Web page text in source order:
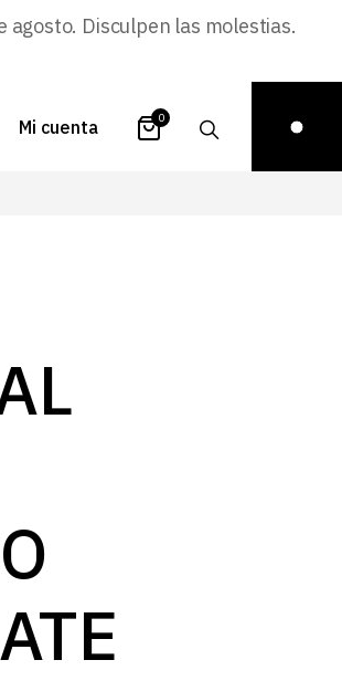
Disculpen las molestias.
Mi cuenta
contraseña
0